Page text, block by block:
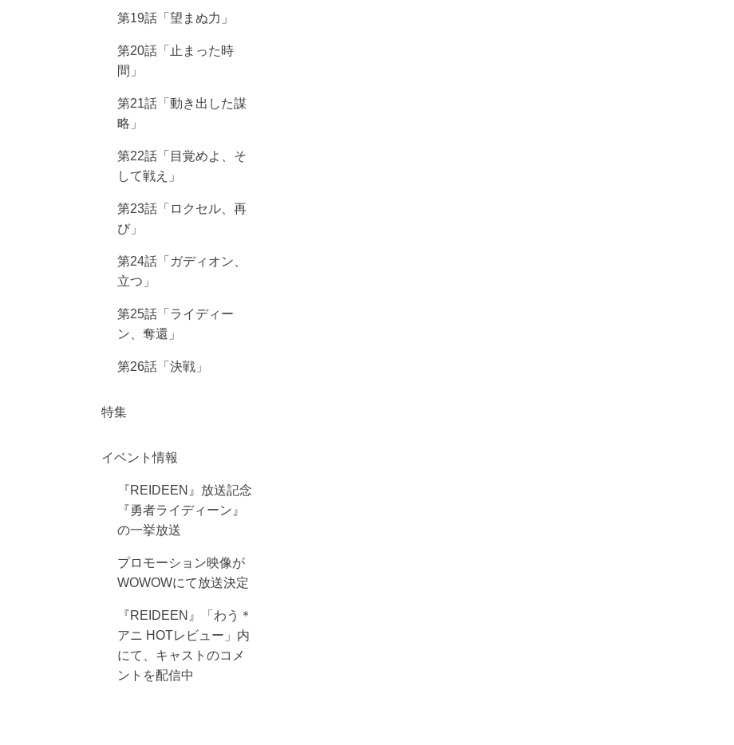
第19話「望まぬ力」
第20話「止まった時
間」
第21話「動き出した謀
略」
第22話「目覚めよ、そ
して戦え」
第23話「ロクセル、再
び」
第24話「ガディオン、
立つ」
第25話「ライディー
ン、奪還」
第26話「決戦」
特集
イベント情報
『REIDEEN』放送記念
『勇者ライディーン』
の一挙放送
プロモーション映像が
WOWOWにて放送決定
『REIDEEN』「わう＊
アニ HOTレビュー」内
にて、キャストのコメ
ントを配信中